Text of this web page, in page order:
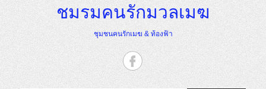
ชมรมคนรักมวลเมฆ
ชุมชนคนรักเมฆ & ท้องฟ้า